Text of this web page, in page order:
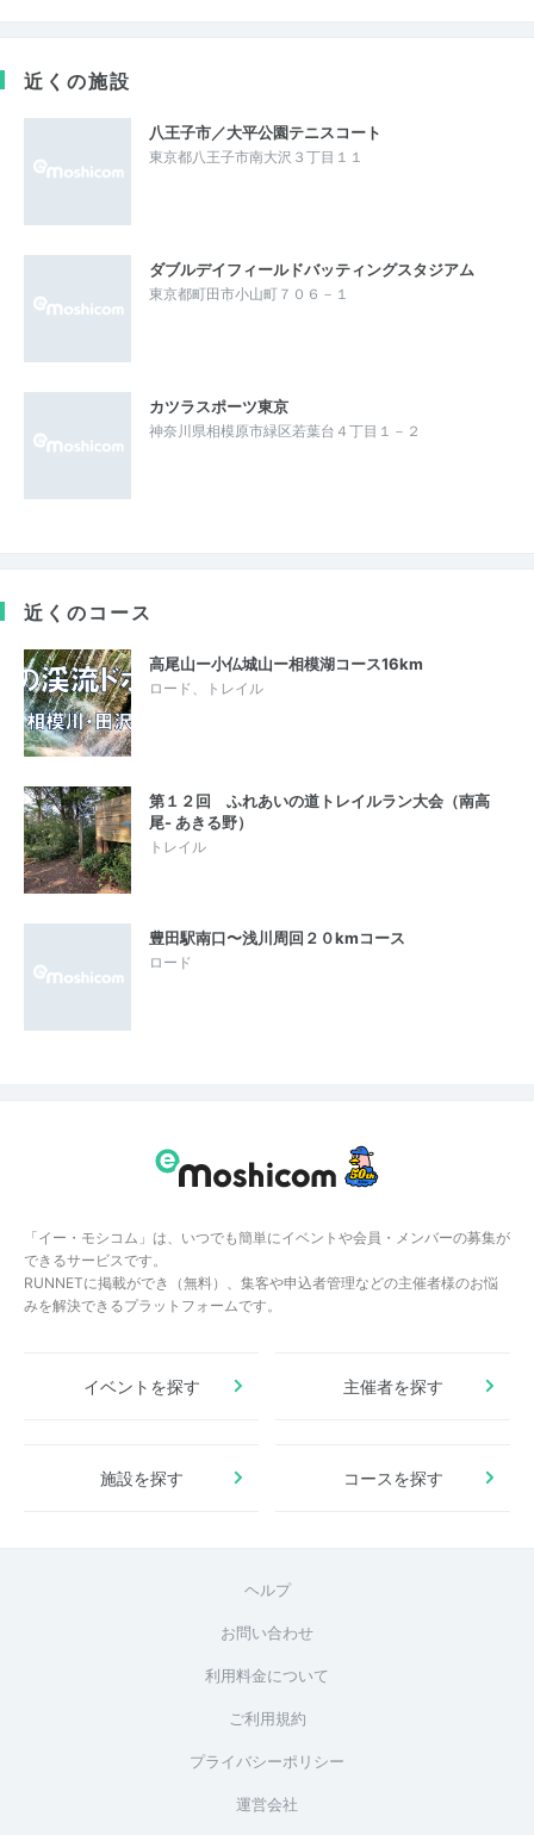
近くの施設
八王子市／大平公園テニスコート
東京都八王子市南大沢３丁目１１
ダブルデイフィールドバッティングスタジアム
東京都町田市小山町７０６－１
カツラスポーツ東京
神奈川県相模原市緑区若葉台４丁目１－２
近くのコース
高尾山ー小仏城山ー相模湖コース16km
ロード、トレイル
第１２回 ふれあいの道トレイルラン大会（南高
尾- あきる野）
トレイル
豊田駅南口〜浅川周回２０kmコース
ロード
「イー・モシコム」は、いつでも簡単にイベントや会員・メンバーの募集が
できるサービスです。
RUNNETに掲載ができ（無料）、集客や申込者管理などの主催者様のお悩
みを解決できるプラットフォームです。
イベントを探す 主催者を探す
施設を探す コースを探す
ヘルプ
お問い合わせ
利用料金について
ご利用規約
プライバシーポリシー
運営会社